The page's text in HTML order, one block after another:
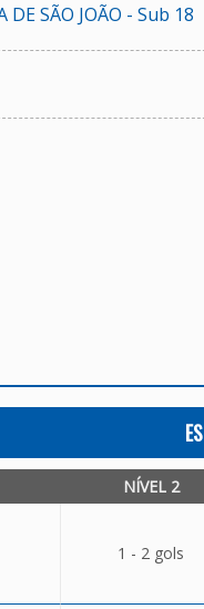
DE SÃO JOÃO - Sub 18
NÍVEL 2
1 - 2 gols